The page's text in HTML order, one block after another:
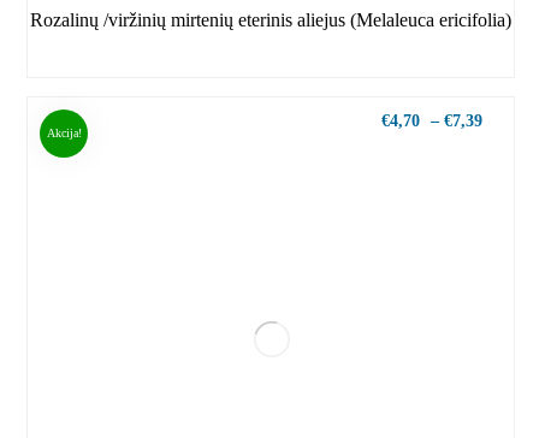
Rozalinų /viržinių mirtenių eterinis aliejus (Melaleuca ericifolia)
Akcija!
€4,70 – €7,39